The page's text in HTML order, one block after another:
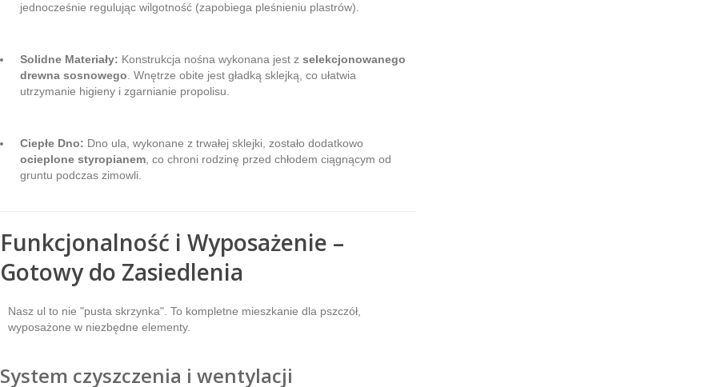
jednocześnie regulując wilgotność (zapobiega pleśnieniu plastrów).
Solidne Materiały: Konstrukcja nośna wykonana jest z selekcjonowanego
drewna sosnowego . Wnętrze obite jest gładką sklejką, co ułatwia
utrzymanie higieny i zgarnianie propolisu.
Ciepłe Dno: Dno ula, wykonane z trwałej sklejki, zostało dodatkowo
ocieplone styropianem, co chroni rodzinę przed chłodem ciągnącym od
gruntu podczas zimowli.
Funkcjonalność i Wyposażenie –
Gotowy do Zasiedlenia
Nasz ul to nie "pusta skrzynka". To kompletne mieszkanie dla pszczół,
wyposażone w niezbędne elementy.
System czyszczenia i wentylacji